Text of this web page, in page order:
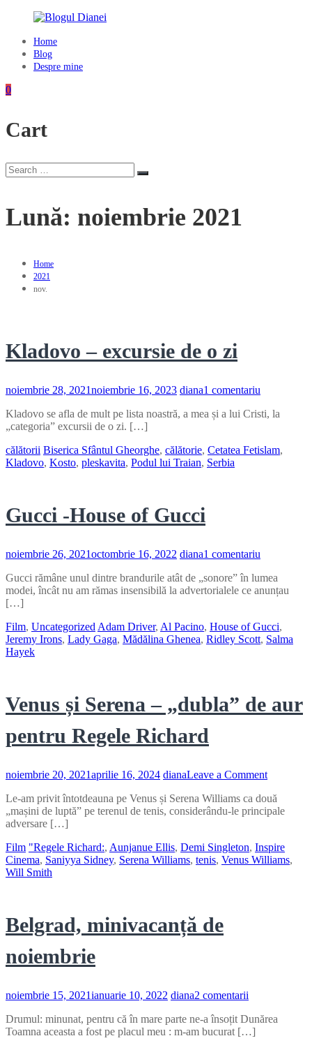
content
Blogul
Dianei
Blognotes
călătorii
și
finețuri
Home
Blog
Despre mine
0
Cart
Search
for:
Search
Lună: noiembrie 2021
Home
2021
nov.
Kladovo – excursie de o zi
noiembrie 28, 2021noiembrie 16, 2023 diana1 comentariu
–
o
Kladovo se afla de mult pe lista noastră, a mea și a lui Cristi, la
„categoria” excursii de o zi. […]
călătorii Biserica Sfântul Gheorghe, călătorie, Cetatea Fetislam,
Kladovo, Kosto, pleskavita, Podul lui Traian, Serbia
Gucci -House of Gucci
noiembrie 26, 2021octombrie 16, 2022 diana1 comentariu
-
House
Gucci rămâne unul dintre brandurile atât de „sonore” în lumea
modei, încât nu am rămas insensibilă la advertorialele ce anunțau
[…]
Film, Uncategorized Adam Driver, Al Pacino, House of Gucci,
Jeremy Irons, Lady Gaga, Mădălina Ghenea, Ridley Scott, Salma
Hayek
Venus și Serena – „dubla” de aur
pentru Regele Richard
noiembrie 20, 2021aprilie 16, 2024 dianaLeave a Commenton
și
Serena
de
aur
Le-am privit întotdeauna pe Venus și Serena Williams ca două
„mașini de luptă” pe terenul de tenis, considerându-le principale
adversare […]
Film "Regele Richard:, Aunjanue Ellis, Demi Singleton, Inspire
Cinema, Saniyya Sidney, Serena Williams, tenis, Venus Williams,
Will Smith
Belgrad, minivacanță de
noiembrie
noiembrie 15, 2021ianuarie 10, 2022 diana2 comentarii
minivacanță
de
Drumul: minunat, pentru că în mare parte ne-a însoțit Dunărea
Toamna aceasta a fost pe placul meu : m-am bucurat […]